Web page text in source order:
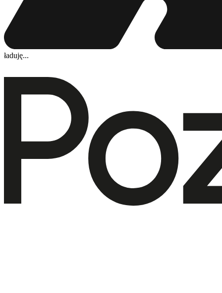
ładuję...